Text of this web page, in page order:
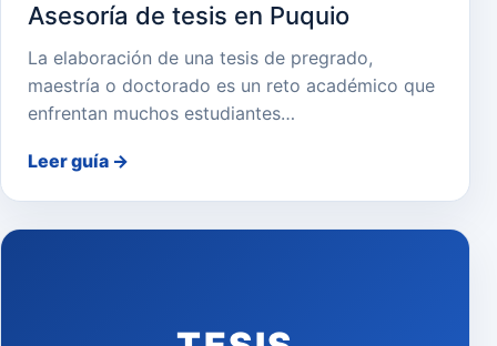
Asesoría de tesis en Puquio
La elaboración de una tesis de pregrado,
maestría o doctorado es un reto académico que
enfrentan muchos estudiantes…
Leer guía →